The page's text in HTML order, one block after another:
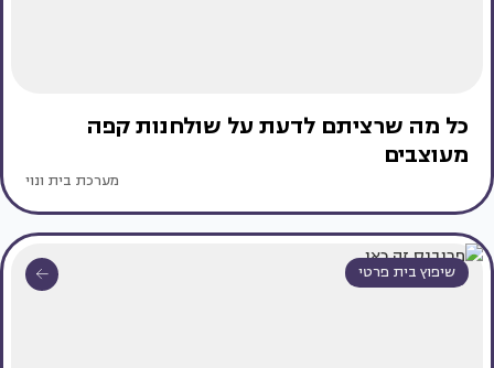
כל מה שרציתם לדעת על שולחנות קפה
מעוצבים
מערכת בית ונוי
שיפוץ בית פרטי